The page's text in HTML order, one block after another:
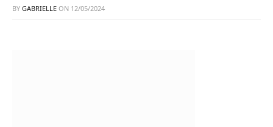
BY GABRIELLE ON 12/05/2024